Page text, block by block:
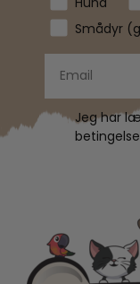
Smådyr
Jeg har